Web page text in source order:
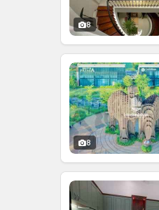
8
8